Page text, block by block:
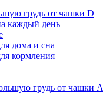
грудь от чашки D
каждый день
дома и сна
кормления
грудь от чашки А